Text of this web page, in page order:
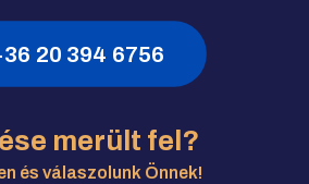
20 394 6756
merült fel?
és válaszolunk Önnek!